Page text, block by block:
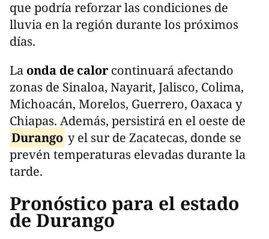
que podría reforzar las condiciones de
lluvia en la región durante los próximos
días.
La onda de calorcontinuará afectando
zonas de Sinaloa, Nayarit, Jalisco, Colima,
Michoacán, Morelos, Guerrero, Oaxaca y
Chiapas. Además, persistirá en el oeste de
Durango y el sur de Zacatecas, donde se
prevén temperaturas elevadas durante la
tarde.
Pronóstico para el estado
de Durango